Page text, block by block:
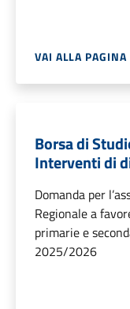
VAI ALLA PAGINA
Borsa di
Interventi di
Domanda per
Regionale a
primarie e
2025/2026